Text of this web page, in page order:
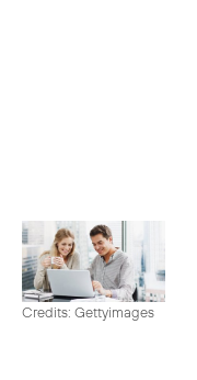
Credits: Gettyimages